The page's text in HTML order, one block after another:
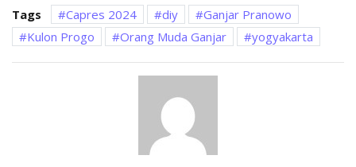
Tags Capres 2024 diy
Ganjar Pranowo
Kulon Progo
Orang Muda Ganjar yogyakarta